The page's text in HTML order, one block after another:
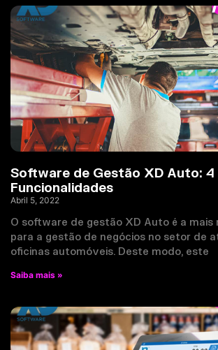
Software de Gestão XD Auto: 4
Funcionalidades
Abril 5, 2022
O software de gestão XD Auto é a mais
para a gestão de negócios no setor de
oficinas automóveis. Deste modo, este
Saiba mais »